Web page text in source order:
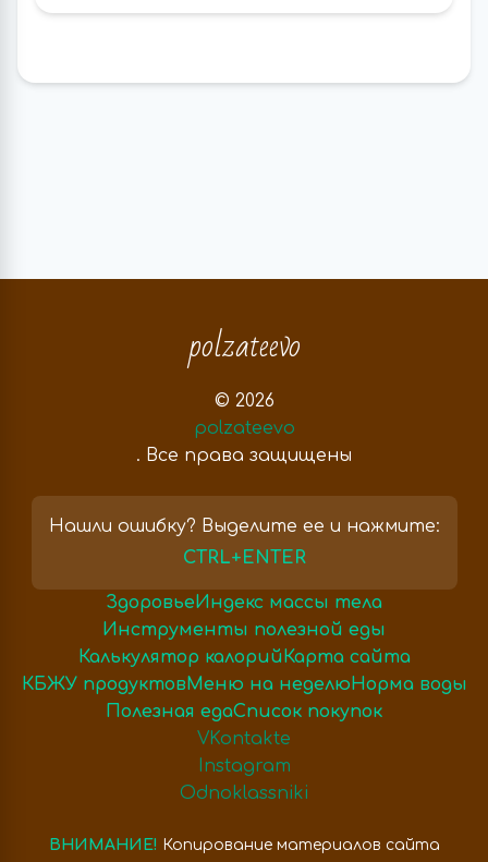
polzateevo
© 2026
polzateevo
. Все права защищены
Нашли ошибку? Выделите ее и нажмите:
CTRL+ENTER
Здоровье Индекс массы тела
Инструменты полезной еды
Калькулятор калорий Карта сайта
КБЖУ продуктов Меню на неделю Норма воды
Полезная едаСписок покупок
VKontakte
Instagram
Odnoklassniki
ВНИМАНИЕ! Копирование материалов сайта